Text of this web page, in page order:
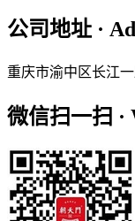
公司地址 ·
重庆市渝中区长江
微信扫一扫 ·